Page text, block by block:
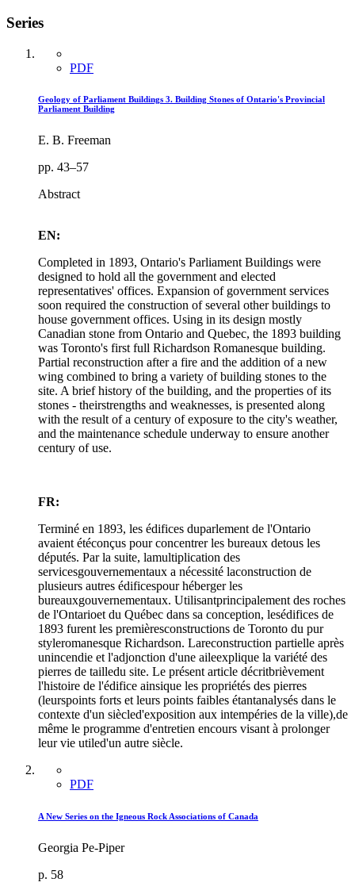
Series
PDF
Geology of Parliament Buildings 3. Building Stones of Ontario's Provincial
Parliament Building
E. B. Freeman
pp. 43–57
Abstract
EN:
Completed in 1893, Ontario's Parliament Buildings were
designed to hold all the government and elected
representatives' offices. Expansion of government services
soon required the construction of several other buildings to
house government offices. Using in its design mostly
Canadian stone from Ontario and Quebec, the 1893 building
was Toronto's first full Richardson Romanesque building.
Partial reconstruction after a fire and the addition of a new
wing combined to bring a variety of building stones to the
site. A brief history of the building, and the properties of its
stones - theirstrengths and weaknesses, is presented along
with the result of a century of exposure to the city's weather,
and the maintenance schedule underway to ensure another
century of use.
FR:
Terminé en 1893, les édifices duparlement de l'Ontario
avaient étéconçus pour concentrer les bureaux detous les
députés. Par la suite, lamultiplication des
servicesgouvernementaux a nécessité laconstruction de
plusieurs autres édificespour héberger les
bureauxgouvernementaux. Utilisantprincipalement des roches
de l'Ontarioet du Québec dans sa conception, lesédifices de
1893 furent les premièresconstructions de Toronto du pur
styleromanesque Richardson. Lareconstruction partielle après
unincendie et l'adjonction d'une aileexplique la variété des
pierres de tailledu site. Le présent article décritbrièvement
l'histoire de l'édifice ainsique les propriétés des pierres
(leurspoints forts et leurs points faibles étantanalysés dans le
contexte d'un siècled'exposition aux intempéries de la ville),de
même le programme d'entretien encours visant à prolonger
leur vie utiled'un autre siècle.
PDF
A New Series on the Igneous Rock Associations of Canada
Georgia Pe-Piper
p. 58